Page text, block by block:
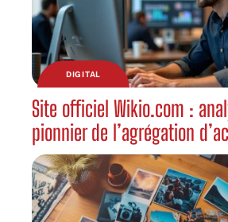
DIGITAL
Site officiel Wikio.com :
pionnier de l’agrégation